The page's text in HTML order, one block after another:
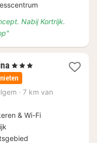
Nabij Kortrijk.
1
nacht
vanaf
€
, 3 Sterren
· 7 km van
& Wi-Fi